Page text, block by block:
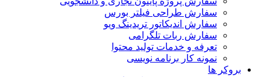
سفارش طراحی فیلتر بورس
سفارش اندیکاتور تریدینگ ویو
سفارش ربات تلگرامی
تعرفه و خدمات تولید محتوا
نمونه کار برنامه نویسی
بروکر ها